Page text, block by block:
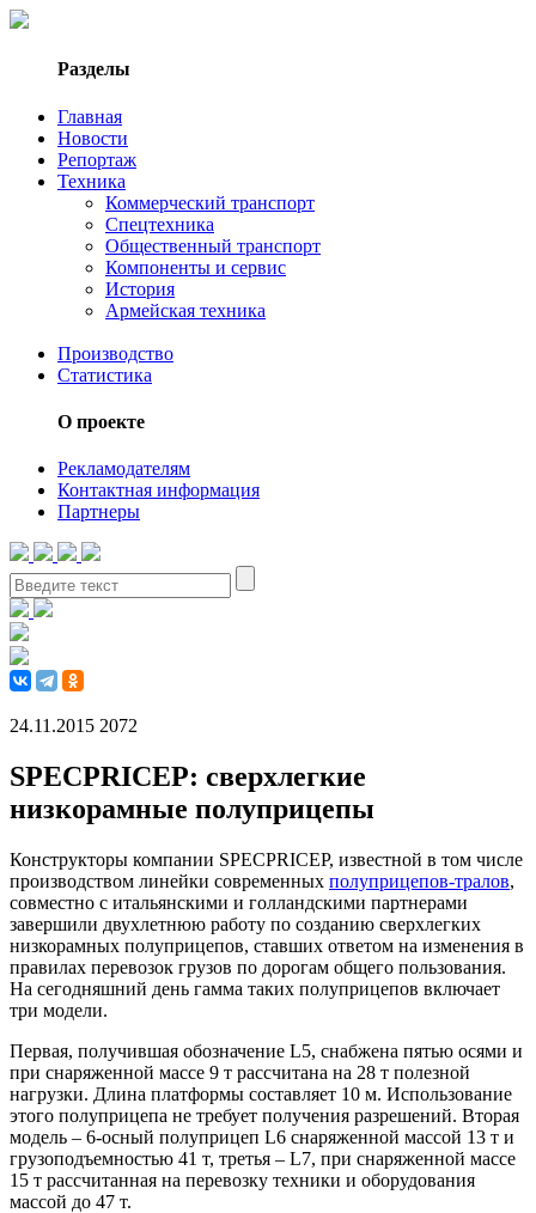
Разделы
Главная
Новости
Репортаж
Техника
Коммерческий транспорт
Спецтехника
Общественный транспорт
Компоненты и сервис
История
Армейская техника
Производство
Статистика
О проекте
Рекламодателям
Контактная информация
Партнеры
24.11.2015 2072
SPECPRICEP: сверхлегкие
низкорамные полуприцепы
Конструкторы компании SPECPRICEP, известной в том числе
производством линейки современных полуприцепов-тралов,
совместно с итальянскими и голландскими партнерами
завершили двухлетнюю работу по созданию сверхлегких
низкорамных полуприцепов, ставших ответом на изменения в
правилах перевозок грузов по дорогам общего пользования.
На сегодняшний день гамма таких полуприцепов включает
три модели.
Первая, получившая обозначение L5, снабжена пятью осями и
при снаряженной массе 9 т рассчитана на 28 т полезной
нагрузки. Длина платформы составляет 10 м. Использование
этого полуприцепа не требует получения разрешений. Вторая
модель – 6-осный полуприцеп L6 снаряженной массой 13 т и
грузоподъемностью 41 т, третья – L7, при снаряженной массе
15 т рассчитанная на перевозку техники и оборудования
массой до 47 т.